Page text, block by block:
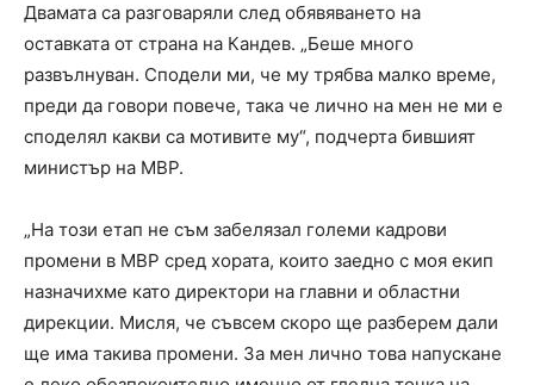
Двамата са разговаряли след обявяването на
оставката от страна на Кандев. „Беше много
развълнуван. Сподели ми, че му трябва малко време,
преди да говори повече, така че лично на мен не ми е
споделял какви са мотивите му“, подчерта бившият
министър на МВР.
„На този етап не съм забелязал големи кадрови
промени в МВР сред хората, които заедно с моя екип
назначихме като директори на главни и областни
дирекции. Мисля, че съвсем скоро ще разберем дали
ще има такива промени. За мен лично това напускане